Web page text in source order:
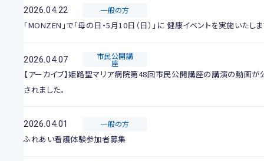
2026.04.22 一般の方
「MONZEN」で「母の日・5月10日（日）」に 健康イベントを実施いたしま
2026.04.07 市民公開講
座
【アーカイブ】姫路聖マリア病院第48回市民公開講座の講演の動画が
されました。
2026.04.01 一般の方
ふれあい看護体験参加者募集